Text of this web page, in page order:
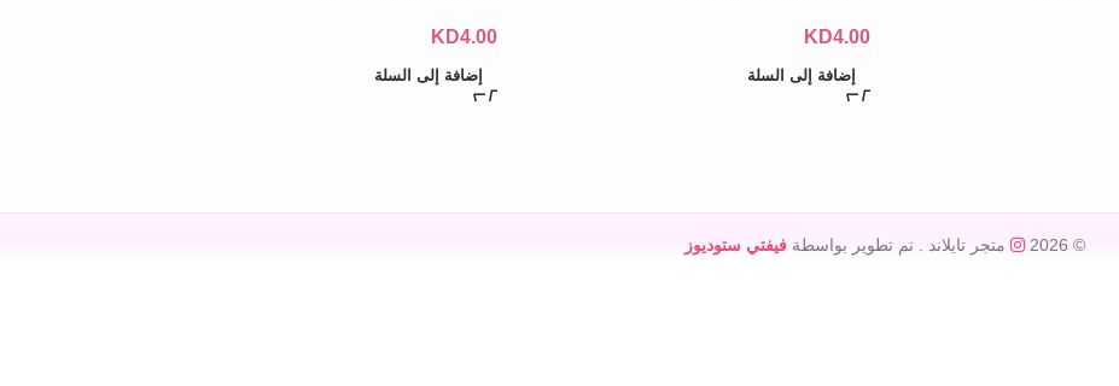
KD4.00
إضافة إلى السلة
KD4.00
إضافة إلى السلة
© 2026 متجر تايلاند . تم تطوير بواسطة فيفتي ستوديوز